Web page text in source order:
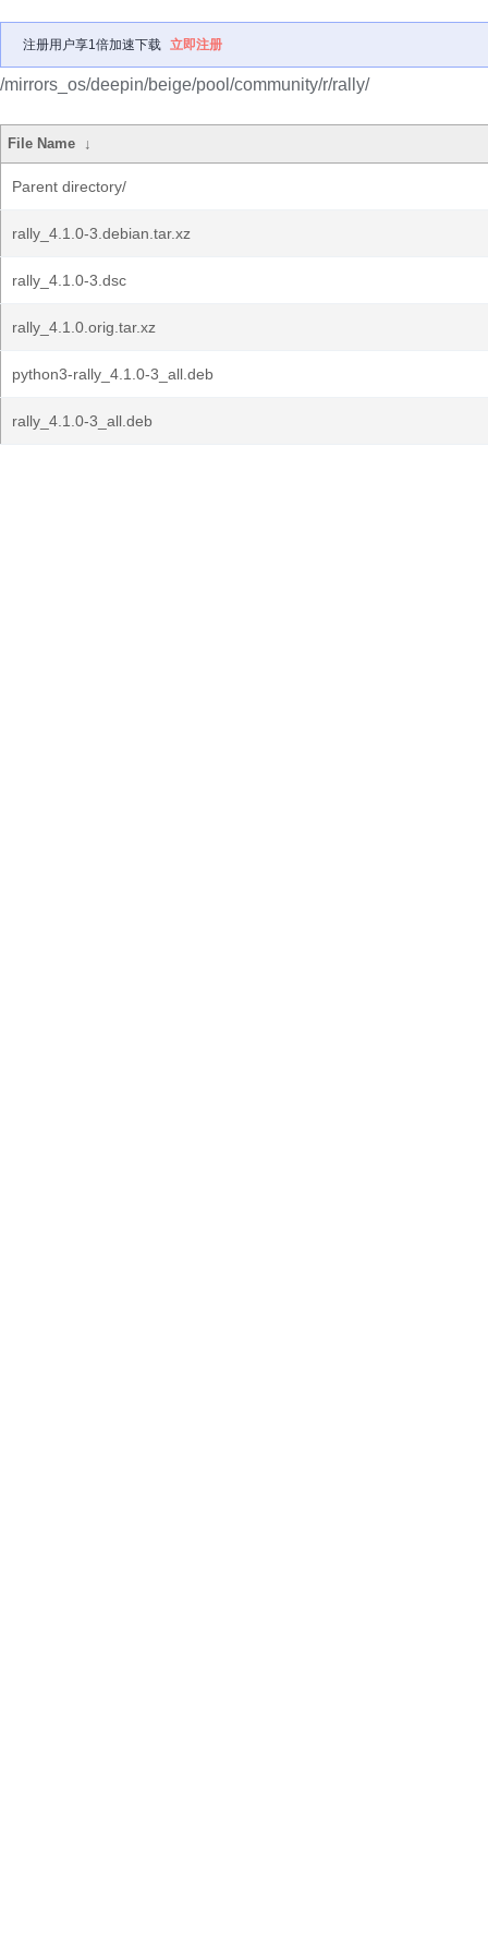
注册用户享1倍加速下载 立即注册
/mirrors_os/deepin/beige/pool/community/r/rally/
File Name ↓
Parent directory/
rally_4.1.0-3.debian.tar.xz
rally_4.1.0-3.dsc
rally_4.1.0.orig.tar.xz
python3-rally_4.1.0-3_all.deb
rally_4.1.0-3_all.deb